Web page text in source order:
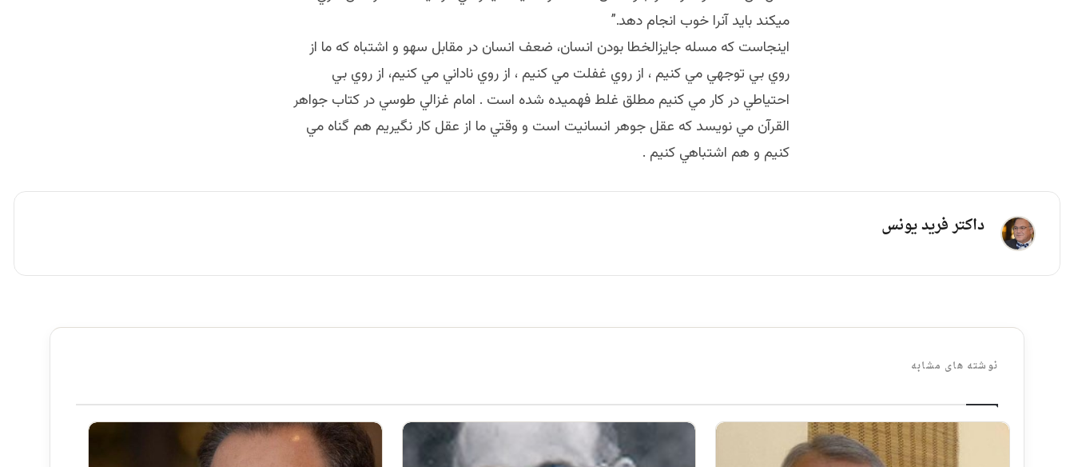
ميكند بايد آنرا خوب انجام دهد.”
اينجاست كه مسله جايزالخطا بودن انسان، ضعف انسان در مقابل سهو و اشتباه كه ما از
روي بي توجهي مي كنيم ، از روي غفلت مي كنيم ، از روي ناداني مي كنيم، از روي بي
احتياطي در كار مي كنيم مطلق غلط فهميده شده است . امام غزالي طوسي در كتاب جواهر
القرآن مي نويسد كه عقل جوهر انسانيت است و وقتي ما از عقل كار نگيريم هم گناه مي
كنيم و هم اشتباهي كنيم .
داکتر فرید یونس
نوشته های مشابه